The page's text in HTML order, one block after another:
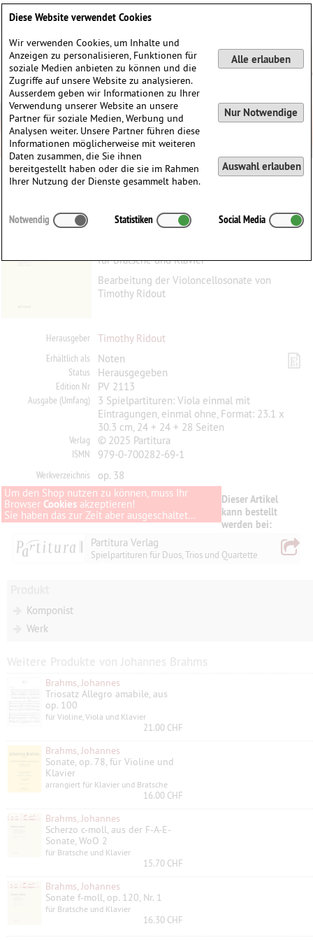
Sonate e-moll, op. 38
für Bratsche und Klavier
Bearbeitung der Violoncellosonate von
Timothy Ridout
Herausgeber Timothy Ridout
Erhältlich als Noten
Status Herausgegeben
Edition Nr PV 2113
Ausgabe (Umfang)
3 Spielpartituren: Viola einmal mit
Eintragungen, einmal ohne, Format: 23.1 x
30.3 cm, 24 + 24 + 28 Seiten
Verlag © 2025 Partitura
ISMN 979-0-700282-69-1
Werkverzeichnis
op. 38
Um den Shop nutzen zu können, muss Ihr
Browser Cookies akzeptieren!
Sie haben das zur Zeit aber ausgeschaltet...
Dieser Artikel
kann bestellt
werden bei:
Partitura Verlag
Spielpartituren für Duos, Trios und Quartette
Komponist
Werk
Weitere Produkte von Johannes Brahms
Brahms, Johannes
Triosatz Allegro amabile, aus
op. 100
für Violine, Viola und Klavier
21.00 CHF
Brahms, Johannes
Sonate, op. 78, für Violine und
Klavier
arrangiert für Klavier und Bratsche
16.00 CHF
Brahms, Johannes
Scherzo c-moll, aus der F-A-E-
Sonate, WoO 2
für Bratsche und Klavier
15.70 CHF
Brahms, Johannes
Sonate f-moll, op. 120, Nr. 1
für Bratsche und Klavier
16.30 CHF
Diese Website verwendet Cookies
Wir verwenden Cookies, um Inhalte und
Anzeigen zu personalisieren, Funktionen für
soziale Medien anbieten zu können und die
Zugriffe auf unsere Website zu analysieren.
Ausserdem geben wir Informationen zu Ihrer
Verwendung unserer Website an unsere
Partner für soziale Medien, Werbung und
Analysen weiter. Unsere Partner führen diese
Informationen möglicherweise mit weiteren
Daten zusammen, die Sie ihnen
bereitgestellt haben oder die sie im Rahmen
Ihrer Nutzung der Dienste gesammelt haben.
Alle erlauben
Nur Notwendige
Auswahl erlauben
Notwendig Statistiken Social Media